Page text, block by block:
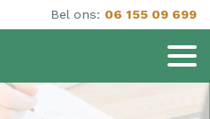
Bel ons: 06 155 09 699